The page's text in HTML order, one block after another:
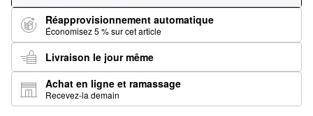
Réapprovisionnement automatique
Économisez 5 % sur cet article
Livraison le jour même
Achat en ligne et ramassage
Recevez-la demain